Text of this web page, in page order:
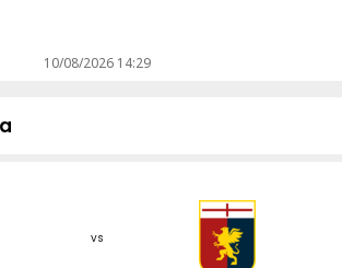
10/08/2026 14:29
vs